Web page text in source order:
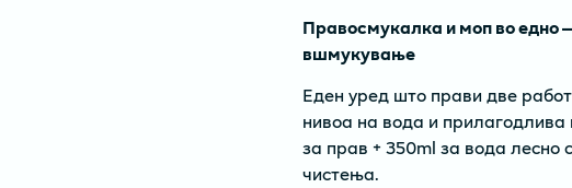
Правосмукалка и моп во едно
вшмукување
Еден уред што прави две
нивоа на вода и
за прав + 350ml за вода лесно
чистења.